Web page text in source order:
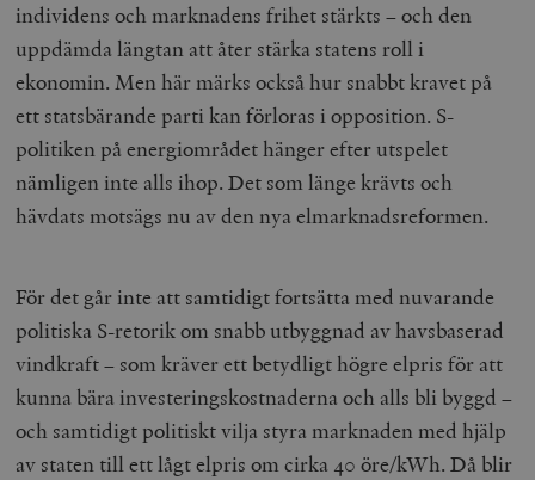
individens och marknadens frihet stärkts – och den
uppdämda längtan att åter stärka statens roll i
ekonomin. Men här märks också hur snabbt kravet på
ett statsbärande parti kan förloras i opposition. S-
politiken på energiområdet hänger efter utspelet
nämligen inte alls ihop. Det som länge krävts och
hävdats motsägs nu av den nya elmarknadsreformen.
För det går inte att samtidigt fortsätta med nuvarande
politiska S-retorik om snabb utbyggnad av havsbaserad
vindkraft – som kräver ett betydligt högre elpris för att
kunna bära investeringskostnaderna och alls bli byggd –
och samtidigt politiskt vilja styra marknaden med hjälp
av staten till ett lågt elpris om cirka 40 öre/kWh. Då blir